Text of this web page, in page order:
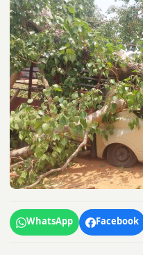
WhatsApp Facebook